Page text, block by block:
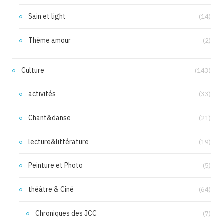
Sain et light (14)
Thème amour (2)
Culture (143)
activités (33)
Chant&danse (21)
lecture&littérature (19)
Peinture et Photo (5)
théâtre & Ciné (64)
Chroniques des JCC (7)